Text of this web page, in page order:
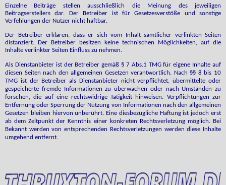
Einzelne Beiträge stellen ausschließlich die Meinung des jeweiligen
Beitragserstellers dar. Der Betreiber ist für Gesetzesverstöße und sonstige
Verfehlungen der Nutzer nicht haftbar.
Der Betreiber erklären, dass er sich vom Inhalt sämtlicher verlinkten Seiten
distanziert. Der Betreiber besitzen keine technischen Möglichkeiten, auf die
Inhalte verlinkter Seiten Einfluss zu nehmen.
Als Dienstanbieter ist der Betreiber gemäß § 7 Abs.1 TMG für eigene Inhalte auf
diesen Seiten nach den allgemeinen Gesetzen verantwortlich. Nach §§ 8 bis 10
TMG ist der Betreiber als Dienstanbieter nicht verpflichtet, übermittelte oder
gespeicherte fremde Informationen zu überwachen oder nach Umständen zu
forschen, die auf eine rechtswidrige Tätigkeit hinweisen. Verpflichtungen zur
Entfernung oder Sperrung der Nutzung von Informationen nach den allgemeinen
Gesetzen bleiben hiervon unberührt. Eine diesbezügliche Haftung ist jedoch erst
ab dem Zeitpunkt der Kenntnis einer konkreten Rechtsverletzung möglich. Bei
Bekannt werden von entsprechenden Rechtsverletzungen werden diese Inhalte
umgehend entfernt.